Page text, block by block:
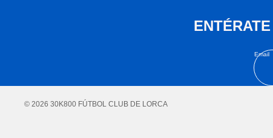
Email
© 2026 30K800 FÚTBOL CLUB DE LORCA